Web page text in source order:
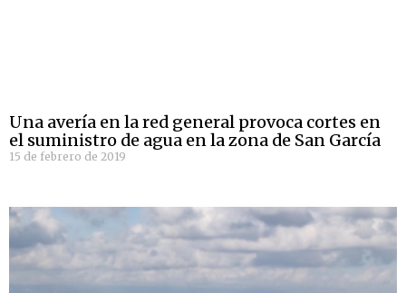
Una avería en la red general provoca cortes en
el suministro de agua en la zona de San García
15 de febrero de 2019